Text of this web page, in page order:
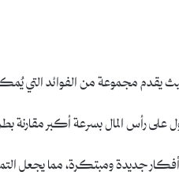
حيث يقدم مجموعة من الفوائد
رأس المال بسرعة أكبر مقارنة
جديدة ومبتكرة، مما يجعل